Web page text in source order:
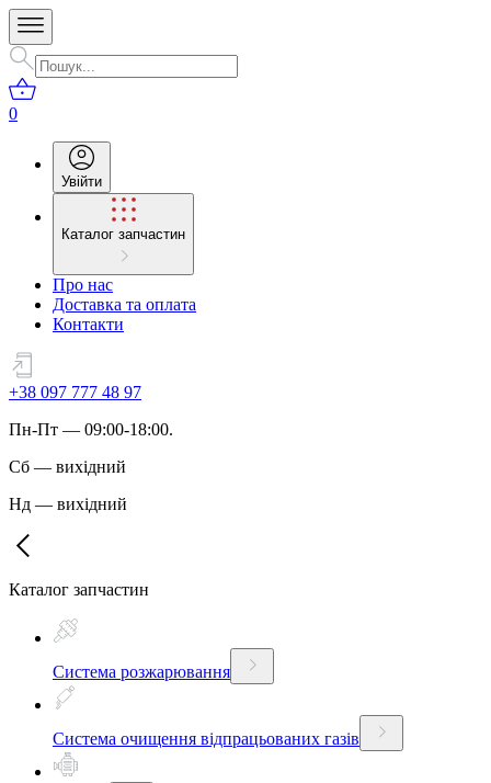
0
Увійти
Каталог запчастин
Про нас
Доставка та оплата
Контакти
+38 097 777 48 97
Пн-Пт — 09:00-18:00.
Сб — вихідний
Нд — вихідний
Каталог запчастин
Система розжарювання
Система очищення відпрацьованих газів